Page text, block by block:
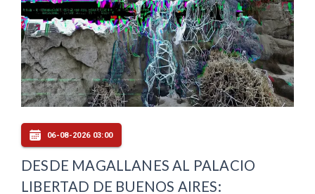
06-08-2026 03:00
DESDE MAGALLANES AL PALACIO
LIBERTAD DE BUENOS AIRES: